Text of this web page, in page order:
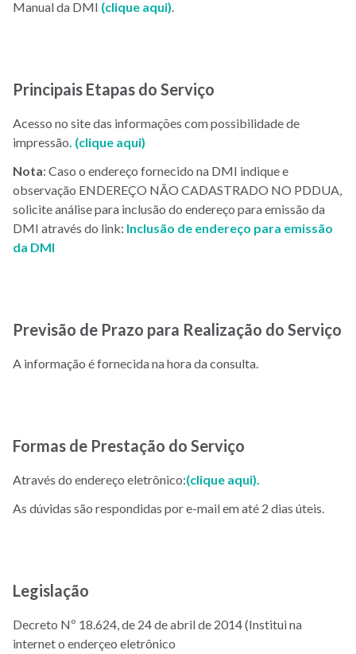
Manual da DMI (clique aqui).
Principais Etapas do Serviço
Acesso no site das informações com possibilidade de
impressão. (clique aqui)
Nota: Caso o endereço fornecido na DMI indique e
observação ENDEREÇO NÃO CADASTRADO NO PDDUA,
solicite análise para inclusão do endereço para emissão da
DMI através do link: Inclusão de endereço para emissão
da DMI
Previsão de Prazo para Realização do Serviço
A informação é fornecida na hora da consulta.
Formas de Prestação do Serviço
Através do endereço eletrônico:(clique aqui).
As dúvidas são respondidas por e-mail em até 2 dias úteis.
Legislação
Decreto Nº 18.624, de 24 de abril de 2014 (Institui na
internet o enderçeo eletrônico